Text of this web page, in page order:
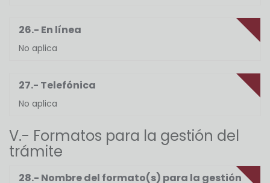
26.- En línea
No aplica
27.- Telefónica
No aplica
V.- Formatos para la gestión del
trámite
28.- Nombre del formato(s) para la gestión